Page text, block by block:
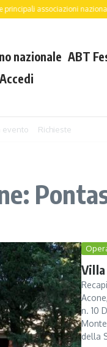
associazioni nazionali
nazionale ABT
Accedi
evento Richieste
Villa
n. 10
della